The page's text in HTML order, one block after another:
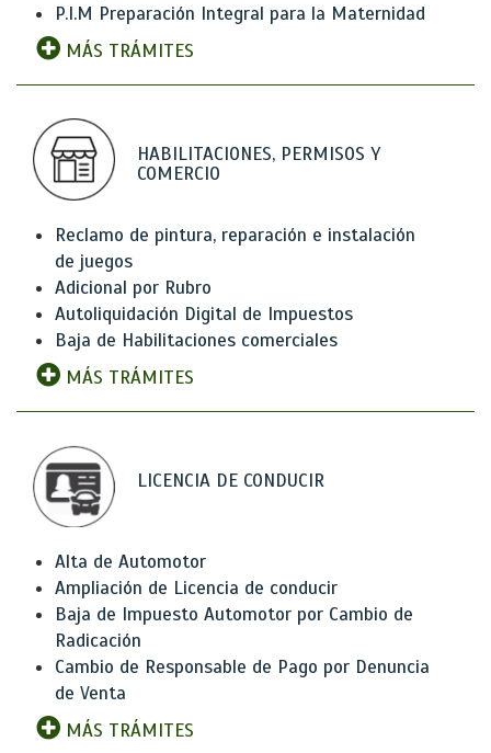
P.I.M Preparación Integral para la Maternidad
MÁS TRÁMITES
HABILITACIONES, PERMISOS Y
COMERCIO
Reclamo de pintura, reparación e instalación
de juegos
Adicional por Rubro
Autoliquidación Digital de Impuestos
Baja de Habilitaciones comerciales
MÁS TRÁMITES
LICENCIA DE CONDUCIR
Alta de Automotor
Ampliación de Licencia de conducir
Baja de Impuesto Automotor por Cambio de
Radicación
Cambio de Responsable de Pago por Denuncia
de Venta
MÁS TRÁMITES